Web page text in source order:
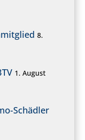
8.
1. August
Schädler